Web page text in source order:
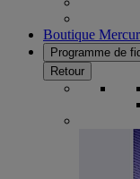
Boutique
Programme de
Retour